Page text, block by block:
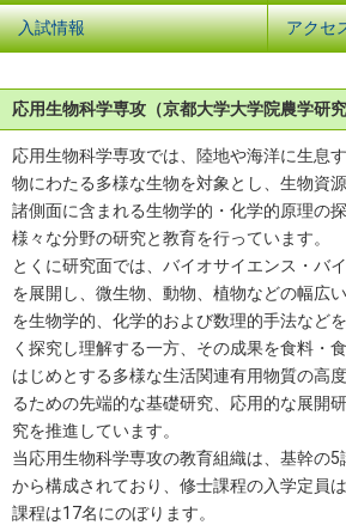
入試情報 アクセ
応用生物科学専攻（京都大学大学院農学研
応用生物科学専攻では、陸地や海洋に生息
物にわたる多様な生物を対象とし、生物資
諸側面に含まれる生物学的・化学的原理の
様々な分野の研究と教育を行っています。
とくに研究面では、バイオサイエンス・バ
を展開し、微生物、動物、植物などの幅広
を生物学的、化学的および数理的手法など
く探究し理解する一方、その成果を食料・
はじめとする多様な生活関連有用物質の高
るための先端的な基礎研究、応用的な展開
究を推進しています。
当応用生物科学専攻の教育組織は、基幹の
から構成されており、修士課程の入学定員
課程は17名にのぼります。